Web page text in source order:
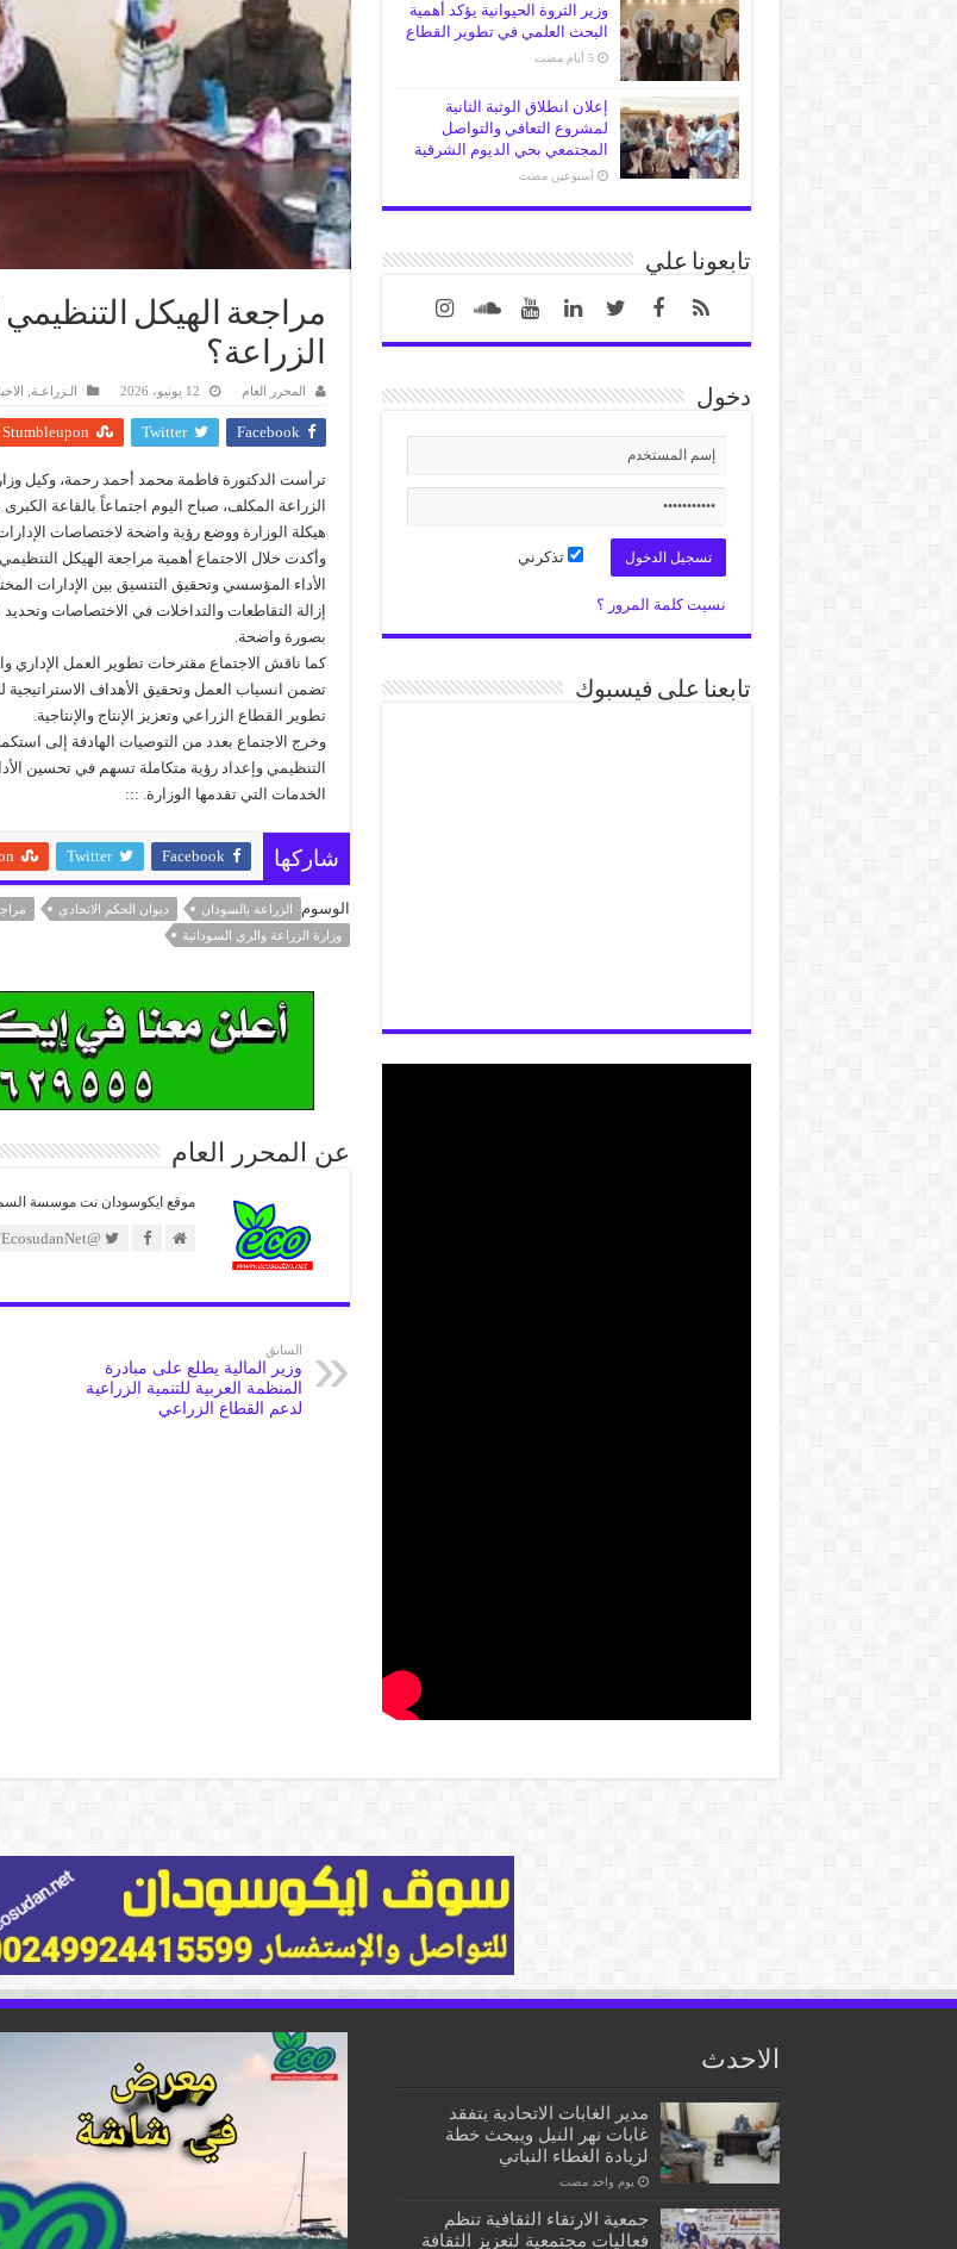
مراجعة الهيكل
الزراعة؟
المحرر العام 12 يونيو، 2026 الـزراعـة
Facebook
Twitter
Stumbleupon
ترأست الدكتورة فاطمة محمد أحمد رحمة، وكيل
الزراعة المكلف، صباح اليوم اجتماعاً بالقاعة
هيكلة الوزارة ووضع رؤية واضحة لاختصاصات
وأكدت خلال الاجتماع أهمية مراجعة الهيكل
الأداء المؤسسي وتحقيق التنسيق بين الإدارات
إزالة التقاطعات والتداخلات في الاختصاصات وتحديد
بصورة واضحة.
كما ناقش الاجتماع مقترحات تطوير العمل الإداري
تضمن انسياب العمل وتحقيق الأهداف الاستراتيجية
تطوير القطاع الزراعي وتعزيز الإنتاج والإنتاجية.
وخرج الاجتماع بعدد من التوصيات الهادفة إلى
التنظيمي وإعداد رؤية متكاملة تسهم في تحسين
الخدمات التي تقدمها الوزارة. :::
شاركها Facebook
Twitter
الوسوم الزراعة بالسودان ديوان الحكم الاتحادي
وزارة الزراعة والري السودانية
عن المحرر العام
موقع ايكوسودان نت موسسة
@https://twitter.com/EcosudanNet
السابق
وزير المالية يطلع على مبادرة
المنظمة العربية للتنمية الزراعية
لدعم القطاع الزراعي
وزير الثروة الحيوانية يؤكد أهمية
البحث العلمي في تطوير القطاع
‏5 أيام مضت
إعلان انطلاق الوثبة الثانية
لمشروع التعافي والتواصل
المجتمعي بحي الديوم الشرقية
‏أسبوعين مضت
تابعونا علي
دخول
تذكرني
نسيت كلمة المرور ؟
تابعنا على فيسبوك
الاحدث
مدير الغابات الاتحادية يتفقد
غابات نهر النيل ويبحث خطة
لزيادة الغطاء النباتي
‏يوم واحد مضت
جمعية الارتقاء الثقافية تنظم
فعاليات مجتمعية لتعزيز الثقافة